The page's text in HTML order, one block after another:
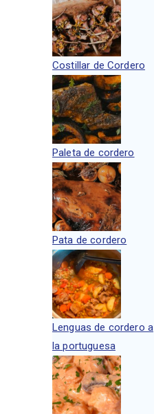
Costillar de Cordero
Paleta de cordero
Pata de cordero
Lenguas de cordero a
la portuguesa